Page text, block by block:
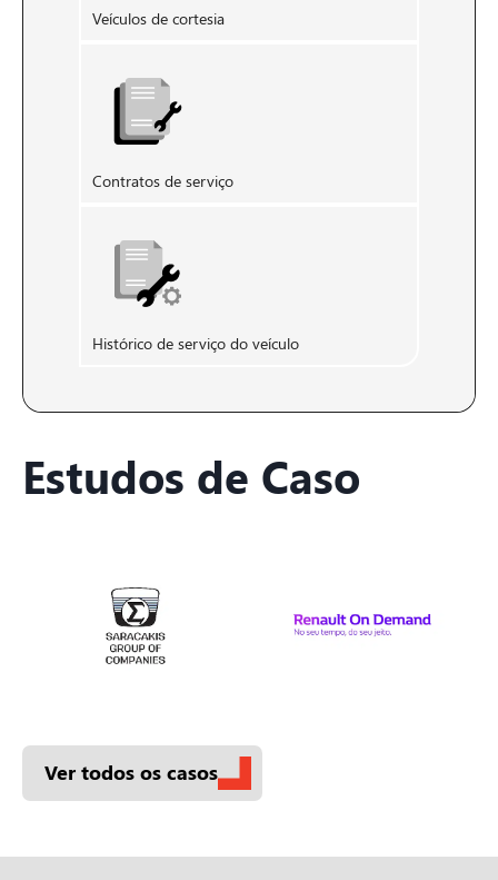
Veículos de cortesia
Contratos de serviço
Histórico de serviço do veículo
Estudos de Caso
Ver todos os casos